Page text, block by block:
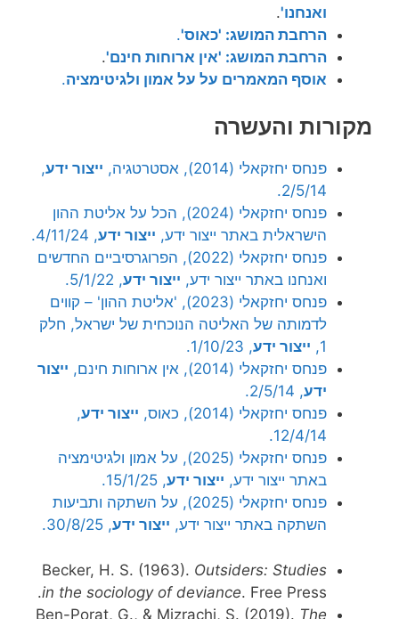
ואנחנו'.
הרחבת המושג: 'כאוס'.
הרחבת המושג: 'אין ארוחות חינם'.
אוסף המאמרים על על אמון ולגיטימציה.
מקורות והעשרה
פנחס יחזקאלי (2014), אסטרטגיה, ייצור ידע,
2/5/14.
פנחס יחזקאלי (2024), הכל על אליטת ההון
הישראלית באתר ייצור ידע, ייצור ידע, 4/11/24.
פנחס יחזקאלי (2022), הפרוגרסיביים החדשים
ואנחנו באתר ייצור ידע, ייצור ידע, 5/1/22.
פנחס יחזקאלי (2023), 'אליטת ההון' – קווים
לדמותה של האליטה הנוכחית של ישראל, חלק
1, ייצור ידע, 1/10/23.
פנחס יחזקאלי (2014), אין ארוחות חינם,
ייצור
ידע, 2/5/14.
פנחס יחזקאלי (2014), כאוס,
ייצור ידע,
12/4/14.
פנחס יחזקאלי (2025), על אמון ולגיטימציה
באתר ייצור ידע, ייצור ידע, 15/1/25.
פנחס יחזקאלי (2025), על השתקה ותביעות
השתקה באתר ייצור ידע, ייצור ידע, 30/8/25.
Becker, H. S. (1963). Outsiders: Studies
in the sociology of deviance. Free Press.
Ben-Porat, G., & Mizrachi, S. (2019). The